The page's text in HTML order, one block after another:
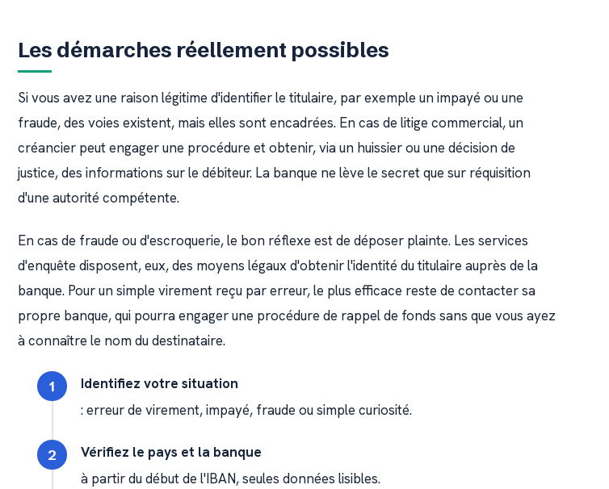
Les démarches réellement possibles
Si vous avez une raison légitime d'identifier le titulaire, par exemple un impayé ou une
fraude, des voies existent, mais elles sont encadrées. En cas de litige commercial, un
créancier peut engager une procédure et obtenir, via un huissier ou une décision de
justice, des informations sur le débiteur. La banque ne lève le secret que sur réquisition
d'une autorité compétente.
En cas de fraude ou d'escroquerie, le bon réflexe est de déposer plainte. Les services
d'enquête disposent, eux, des moyens légaux d'obtenir l'identité du titulaire auprès de la
banque. Pour un simple virement reçu par erreur, le plus efficace reste de contacter sa
propre banque, qui pourra engager une procédure de rappel de fonds sans que vous ayez
à connaître le nom du destinataire.
Identifiez votre situation
: erreur de virement, impayé, fraude ou simple curiosité.
Vérifiez le pays et la banque
à partir du début de l'IBAN, seules données lisibles.